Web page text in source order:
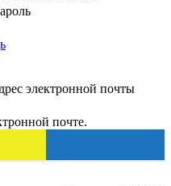
электронной почты
почте.